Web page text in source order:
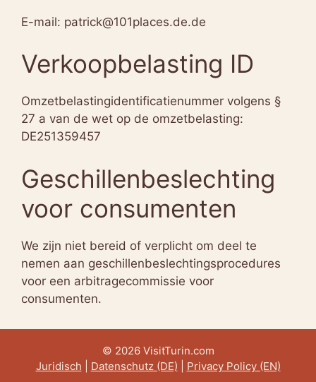
E-mail: patrick@101places.de.de
Verkoopbelasting ID
Omzetbelastingidentificatienummer volgens §
27 a van de wet op de omzetbelasting:
DE251359457
Geschillenbeslechting
voor consumenten
We zijn niet bereid of verplicht om deel te
nemen aan geschillenbeslechtingsprocedures
voor een arbitragecommissie voor
consumenten.
© 2026 VisitTurin.com
Juridisch
Datenschutz (DE) Privacy Policy (EN)